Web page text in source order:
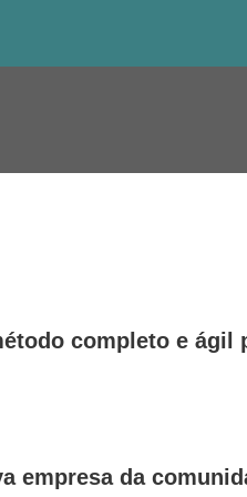
completo e ágil
empresa da